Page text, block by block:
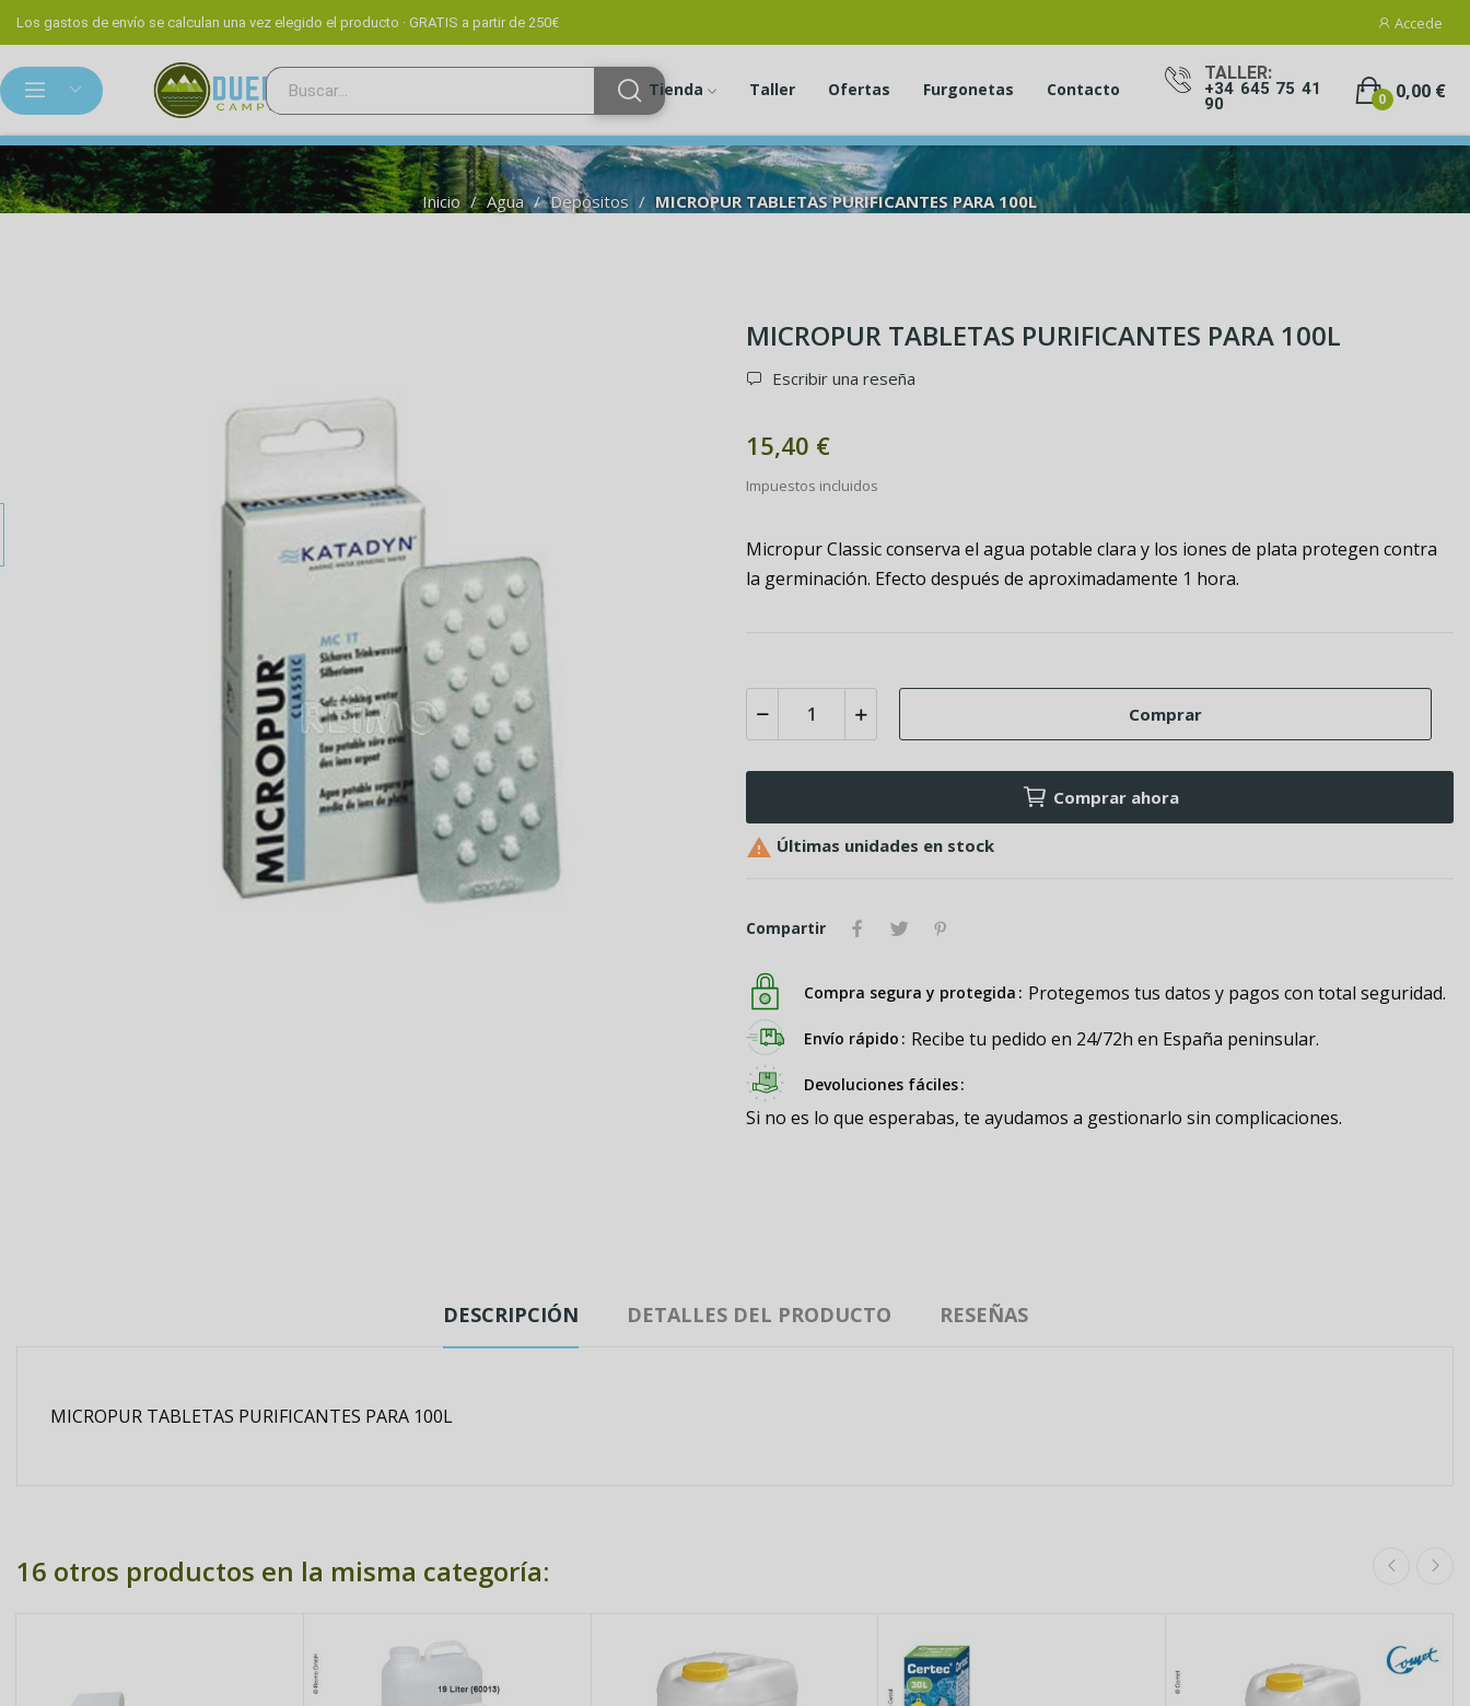
Los gastos de envío se calculan una vez elegido el producto · GRATIS a partir de 250€ Accede
Tienda Taller Ofertas Furgonetas Contacto
TALLER:
+34 645 75 41
90
0,00 €
0
Inicio Agua Depósitos MICROPUR TABLETAS PURIFICANTES PARA 100L
MICROPUR TABLETAS PURIFICANTES PARA 100L
Escribir una reseña
15,40 €
Impuestos incluidos
Micropur Classic conserva el agua potable clara y los iones de plata protegen contra
la germinación. Efecto después de aproximadamente 1 hora.
Comprar
Comprar ahora
 Últimas unidades en stock
Compartir
Compra segura y protegida Protegemos tus datos y pagos con total seguridad.
Envío rápido Recibe tu pedido en 24/72h en España peninsular.
Devoluciones fáciles
Si no es lo que esperabas, te ayudamos a gestionarlo sin complicaciones.
DESCRIPCIÓN DETALLES DEL PRODUCTO RESEÑAS
MICROPUR TABLETAS PURIFICANTES PARA 100L
16 otros productos en la misma categoría: